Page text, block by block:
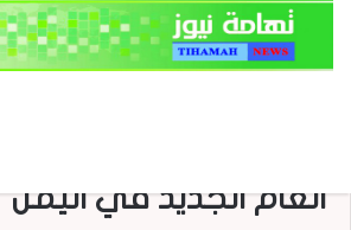
العام الجديد في اليمن